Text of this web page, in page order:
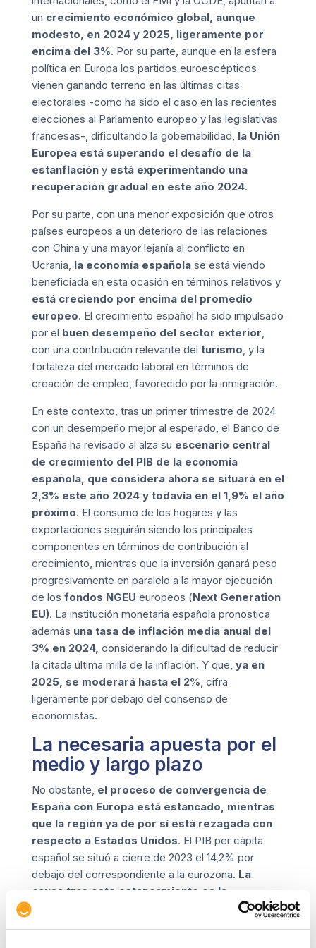
un crecimiento económico global, aunque
modesto, en 2024 y 2025, ligeramente por
encima del 3%. Por su parte, aunque en la esfera
política en Europa los partidos euroescépticos
vienen ganando terreno en las últimas citas
electorales -como ha sido el caso en las recientes
elecciones al Parlamento europeo y las legislativas
francesas-, dificultando la gobernabilidad, la Unión
Europea está superando el desafío de la
estanflacióny está experimentando una
recuperación gradual en este año 2024.
Por su parte, con una menor exposición que otros
países europeos a un deterioro de las relaciones
con China y una mayor lejanía al conflicto en
Ucrania, la economía españolase está viendo
beneficiada en esta ocasión en términos relativos y
está creciendo por encima del promedio
europeo. El crecimiento español ha sido impulsado
por el buen desempeño del sector exterior,
con una contribución relevante del turismo, y la
fortaleza del mercado laboral en términos de
creación de empleo, favorecido por la inmigración.
En este contexto, tras un primer trimestre de 2024
con un desempeño mejor al esperado, el Banco de
España ha revisado al alza su escenario central
de crecimiento del PIB de la economía
española, que considera ahora se situará en el
2,3% este año 2024 y todavía en el 1,9% el año
próximo. El consumo de los hogares y las
exportaciones seguirán siendo los principales
componentes en términos de contribución al
crecimiento, mientras que la inversión ganará peso
progresivamente en paralelo a la mayor ejecución
de los fondos NGEU europeos (Next Generation
EU). La institución monetaria española pronostica
además una tasa de inflación media anual del
3% en 2024, considerando la dificultad de reducir
la citada última milla de la inflación. Y que, ya en
2025, se moderará hasta el 2%, cifra
ligeramente por debajo del consenso de
economistas.
La necesaria apuesta por el
medio y largo plazo
No obstante, el proceso de convergencia de
España con Europa está estancado, mientras
que la región ya de por sí está rezagada con
respecto a Estados Unidos. El PIB per cápita
español se situó a cierre de 2023 el 14,2% por
debajo del correspondiente a la eurozona. La
causa tras este estancamiento es la
persistencia de relevantes desequilibrios